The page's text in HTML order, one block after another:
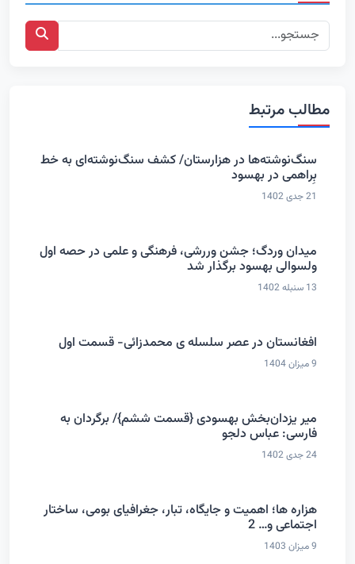
مطالب مرتبط
سنگ‌نوشته‌ها در هزارستان/ کشف سنگ‌نوشته‌ای به خط
بِراهمی در بهسود
21 جدی 1402
میدان وردگ؛ جشن وررشی، فرهنگی و علمی در حصه اول
ولسوالی بهسود برگذار شد
13 سنبله 1402
افغانستان در عصر سلسله ی محمدزائی- قسمت اول
9 میزان 1404
میر یزدان‌بخش بهسودی {قسمت ششم}/ برگردان به
فارسی: عباس دلجو
24 جدی 1402
هزاره ها؛ اهمیت و جایگاه، تبار، جغرافیای بومی، ساختار
اجتماعی و… 2
9 میزان 1403